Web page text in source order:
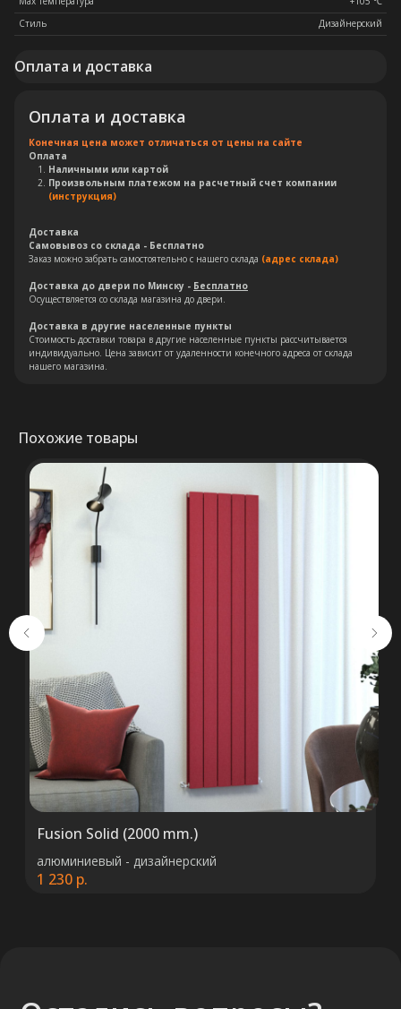
Стиль
Дизайнерский
Оплата и доставка
Оплата и доставка
Конечная цена может отличаться от цены на сайте
Оплата
Наличными или картой
Произвольным платежом на расчетный счет компании
(инструкция)
Доставка
Самовывоз со склада - Бесплатно
Заказ можно забрать самостоятельно с нашего склада (адрес склада)
Доставка до двери по Минску - Бесплатно
Осуществляется со склада магазина до двери.
Доставка в другие населенные пункты
Стоимость доставки товара в другие населенные пункты рассчитывается
индивидуально. Цена зависит от удаленности конечного адреса от склада
нашего магазина.
Похожие товары
Fusion Solid (2000 mm.)
алюминиевый - дизайнерский
1 230 р.
Остались вопросы?
Оставьте свои контакты. Наш
специалист свяжется с Вами в
кратчайшие сроки. Мы знаем
насколько важно сделать
Консультация
+375 (29) 652 34 03
Минск пр-т Победителей 131, оф.68 УНП
код ALFABY2X, 220013 г. Минск, ул.
Сурганова, 43-47